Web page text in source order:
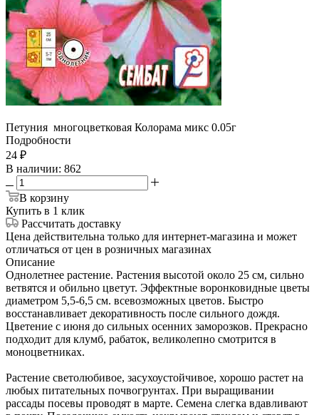
Петуния многоцветковая Колорама микс 0.05г
Подробности
24 ₽
В наличии: 862
В корзину
Купить в 1 клик
Рассчитать доставку
Цена действительна только для интернет-магазина и может
отличаться от цен в розничных магазинах
Описание
Однолетнее растение. Растения высотой около 25 см, сильно
ветвятся и обильно цветут. Эффектные воронковидные цветы
диаметром 5,5-6,5 см. всевозможных цветов. Быстро
восстанавливает декоративность после сильного дождя.
Цветение с июня до сильных осенних заморозков. Прекрасно
подходит для клумб, рабаток, великолепно смотрится в
моноцветниках.
Растение светолюбивое, засухоустойчивое, хорошо растет на
любых питательных почвогрунтах. При выращивании
рассады посевы проводят в марте. Семена слегка вдавливают